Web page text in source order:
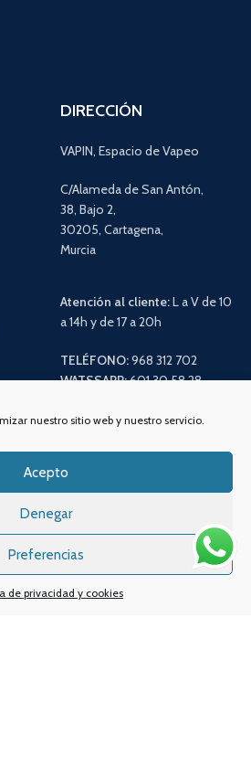
nuestro sitio web y nuestro servicio.
Acepto
Denegar
Preferencias
de privacidad y cookies
DIRECCIÓN
VAPIN, Espacio de Vapeo
C/Alameda de San Antón,
38, Bajo 2,
30205, Cartagena,
Murcia
Atención al cliente:L a V de 10
a 14h y de 17 a 20h
TELÉFONO:968 312 702
WATSSAPP:601 30 58 28